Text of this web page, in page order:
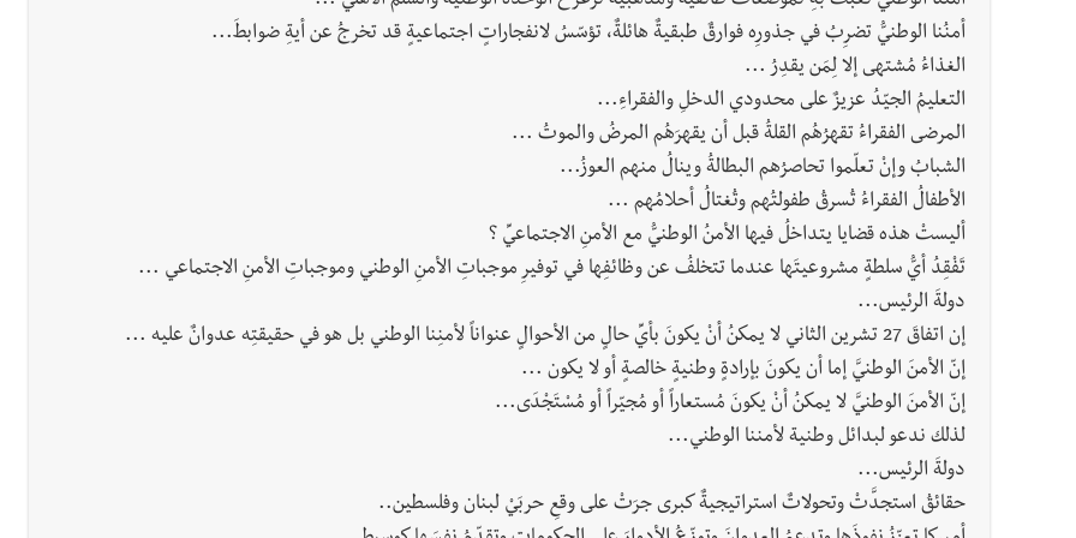
أمنُنا الوطنيُّ تضرِبُ في جذورِه فوارقٌ طبقيةٌ هائلةٌ، تؤسّسُ لانفجاراتٍ اجتماعيةٍ قد تخرجُ عن أيةِ ضوابطَ...
الغذاءُ مُشتهى إلا لِمَن يقدِرُ ...
التعليمُ الجيّدُ عزيزٌ على محدودي الدخلِ والفقراءِ...
المرضى الفقراءُ تقهرُهُم القلةُ قبل أن يقهرَهُم المرضُ والموتُ ...
الشبابُ وإنْ تعلّموا تحاصرُهم البطالةُ وينالُ منهم العوزُ...
الأطفالُ الفقراءُ تُسرقُ طفولتُهم وتُغتالُ أحلامُهم ...
أليستْ هذه قضايا يتداخلُ فيها الأمنُ الوطنيُّ مع الأمنِ الاجتماعيِّ ؟
تَفْقِدُ أيُّ سلطةٍ مشروعيتَها عندما تتخلفُ عن وظائفِها في توفيرِ موجباتِ الأمنِ الوطني وموجباتِ الأمنِ الاجتماعي ...
دولةَ الرئيس...
إن اتفاقَ 27 تشرين الثاني لا يمكنُ أنْ يكونَ بأيِّ حالٍ من الأحوالٍ عنواناً لأمنِنا الوطني بل هو في حقيقتِه عدوانٌ عليه ...
إنّ الأمنَ الوطنيَّ إما أن يكونَ بإرادةٍ وطنيةٍ خالصةٍ أو لا يكون ...
إنّ الأمنَ الوطنيَّ لا يمكنُ أنْ يكونَ مُستعاراً أو مُجيّراً أو مُسْتَجْدَى...
لذلك ندعو لبدائل وطنية لأمننا الوطني...
دولةَ الرئيس...
حقائقُ استجدَّتْ وتحولاتٌ استراتيجيةٌ كبرى جرَتْ على وقعِ حربَيْ لبنان وفلسطين..